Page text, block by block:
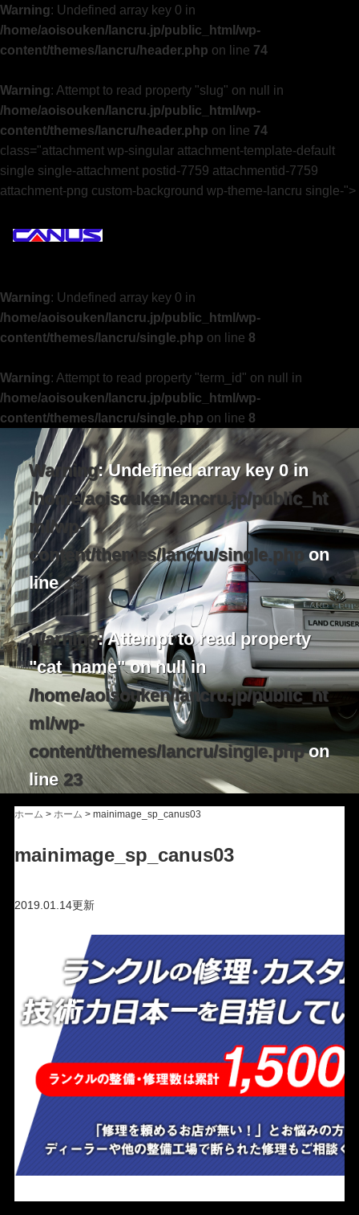
Warning: Undefined array key 0 in
/home/aoisouken/lancru.jp/public_html/wp-
content/themes/lancru/header.php on line 74
Warning: Attempt to read property "slug" on null in
/home/aoisouken/lancru.jp/public_html/wp-
content/themes/lancru/header.php on line 74
class="attachment wp-singular attachment-template-default
single single-attachment postid-7759 attachmentid-7759
attachment-png custom-background wp-theme-lancru single-">
Warning: Undefined array key 0 in
/home/aoisouken/lancru.jp/public_html/wp-
content/themes/lancru/single.php on line 8
Warning: Attempt to read property "term_id" on null in
/home/aoisouken/lancru.jp/public_html/wp-
content/themes/lancru/single.php on line 8
Warning: Undefined array key 0 in
/home/aoisouken/lancru.jp/public_ht
ml/wp-
content/themes/lancru/single.phpon
line23
Warning: Attempt to read property
"cat_name" on null in
/home/aoisouken/lancru.jp/public_ht
ml/wp-
content/themes/lancru/single.phpon
line23
ホーム > ホーム > mainimage_sp_canus03
mainimage_sp_canus03
2019.01.14更新